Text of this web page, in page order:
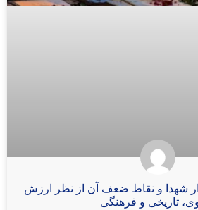
شهدا و نقاط ضعف آن از نظر ارزش
تاریخی و فرهنگی